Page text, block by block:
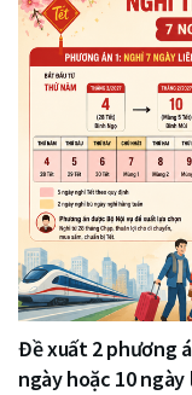
Đề xuất 2 phương
ngày hoặc 10